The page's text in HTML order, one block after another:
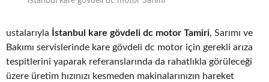
ustalarıyla İstanbul kare gövdeli dc motor Tamiri, Sarımı ve
Bakımı servislerinde kare gövdeli dc motor için gerekli arıza
tespitlerini yaparak referanslarında da rahatlıkla görüleceği
üzere üretim hızınızı kesmeden makinalarınızın hareket